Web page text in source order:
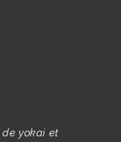
yokai et